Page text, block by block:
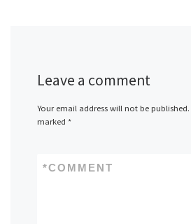
Leave a comment
Your email address will not be published.
marked *
COMMENT
*